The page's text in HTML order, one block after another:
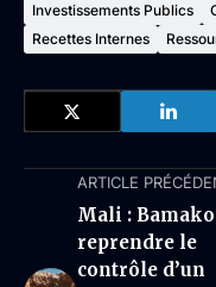
Investissements Publics
Recettes Internes
ARTICLE
Mali :
reprendre le
contrôle d’un